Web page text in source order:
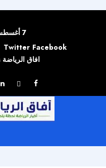
7 أغسطس، 2026
Facebook
Twitter
افاق الرياضة AfaqSports